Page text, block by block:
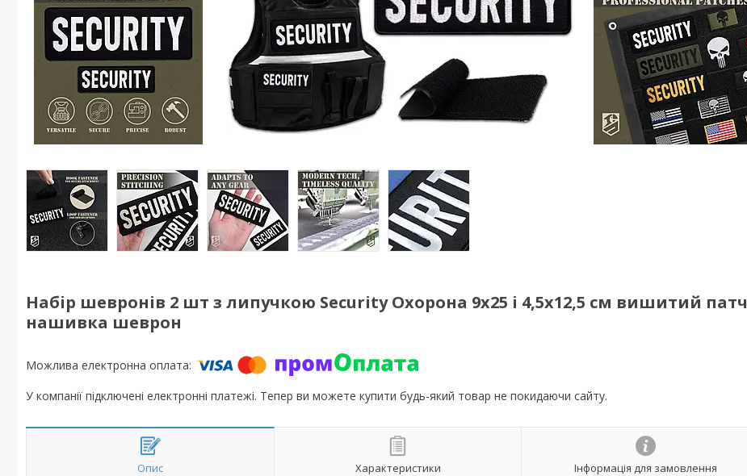
Набір шевронів 2 шт з липучкою Security Охорона 9х25 і 4,5х12,5 см вишитий патч
нашивка шеврон
У компанії підключені електронні платежі. Тепер ви можете купити будь-який товар не покидаючи сайту.
Опис Характеристики Інформація для замовлення